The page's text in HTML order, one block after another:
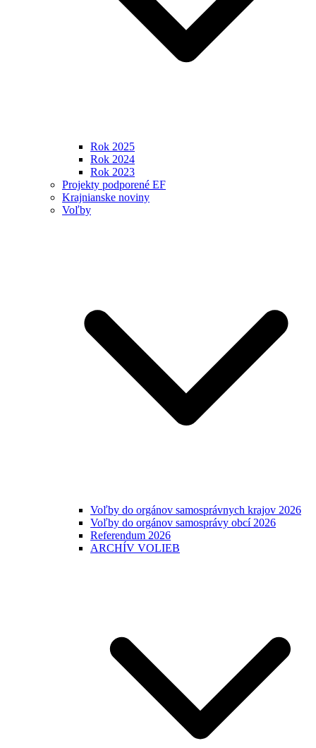
Rok 2025
Rok 2024
Rok 2023
Projekty podporené EF
Krajnianske noviny
Voľby
Voľby do orgánov samosprávnych krajov 2026
Voľby do orgánov samosprávy obcí 2026
Referendum 2026
ARCHÍV VOLIEB